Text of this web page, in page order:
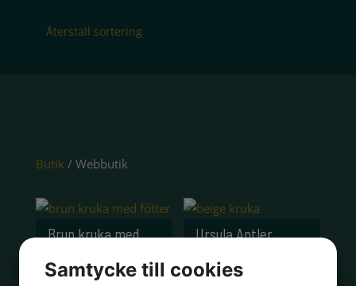
Återställ sortering
Butik / Webbutik
Brun kruka med
Ursula Antler
Samtycke till cookies